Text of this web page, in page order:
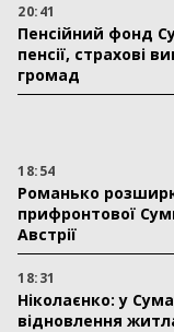
20:41
Пенсійний фонд
пенсії, страхові
громад
18:54
Романько
прифронтової
Австрії
18:31
Ніколаєнко: у
відновлення